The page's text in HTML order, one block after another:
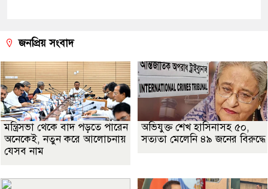
জনপ্রিয় সংবাদ
মন্ত্রিসভা থেকে বাদ পড়তে পারেন
অনেকেই, নতুন করে আলোচনায়
যেসব নাম
অভিযুক্ত শেখ হাসিনাসহ ৫০,
সত্যতা মেলেনি ৪৯ জনের বিরুদ্ধে